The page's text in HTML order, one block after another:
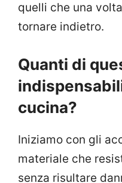
quelli che una
tornare indietro.
Quanti di
cucina?
Iniziamo con gli
materiale che
senza risultare